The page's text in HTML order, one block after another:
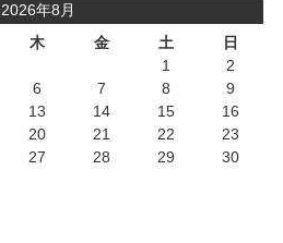
2026年8月
木 金 土 日
1
2
6 7 8
9
13 14 15
16
20 21 22
23
27 28 29
30